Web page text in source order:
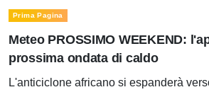
Prima Pagina
Meteo PROSSIMO WEEKEND:
prossima ondata di caldo
L'anticiclone africano si espanderà